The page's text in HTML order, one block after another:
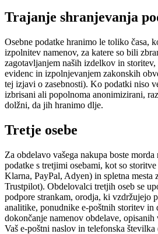
Trajanje shranjevanja
Osebne podatke hranimo le toliko časa,
izpolnitev namenov, za katere so bili
zagotavljanjem naših izdelkov in
evidenc in izpolnjevanjem zakonskih
tej izjavi o zasebnosti). Ko podatki niso
izbrisani ali popolnoma anonimizirani,
dolžni, da jih hranimo dlje.
Tretje osebe
Za obdelavo vašega nakupa boste
podatke s tretjimi osebami, kot so
Klarna, PayPal, Adyen) in spletna mesta
Trustpilot). Obdelovalci tretjih oseb se
podpore strankam, orodja, ki vzdržujejo
analitike, ponudnike e-poštnih storitev in
dokončanje namenov obdelave,
Vaš e-poštni naslov in telefonska